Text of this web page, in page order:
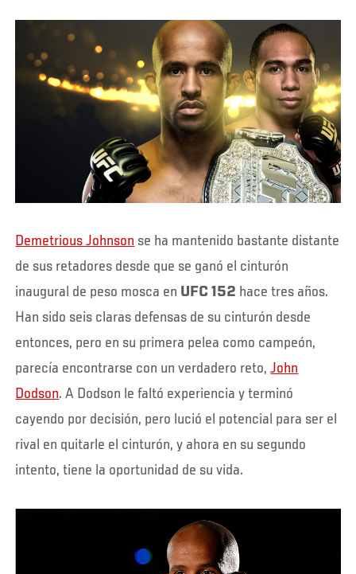
Demetrious Johnson se ha mantenido bastante distante
de sus retadores desde que se ganó el cinturón
inaugural de peso mosca en UFC 152 hace tres años.
Han sido seis claras defensas de su cinturón desde
entonces, pero en su primera pelea como campeón,
parecía encontrarse con un verdadero reto,John
Dodson. A Dodson le faltó experiencia y terminó
cayendo por decisión, pero lució el potencial para ser el
rival en quitarle el cinturón, y ahora en su segundo
intento, tiene la oportunidad de su vida.